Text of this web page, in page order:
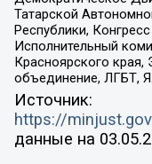
Татарской
Республики,
Исполнительный
Красноярского края,
объединение, ЛГБТ,
Источник:
https://
данные на